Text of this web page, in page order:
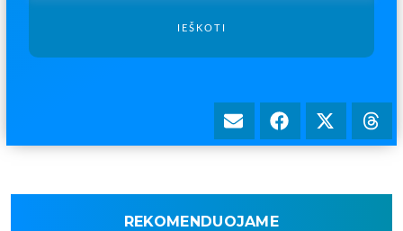
IEŠKOTI
REKOMENDUOJAME